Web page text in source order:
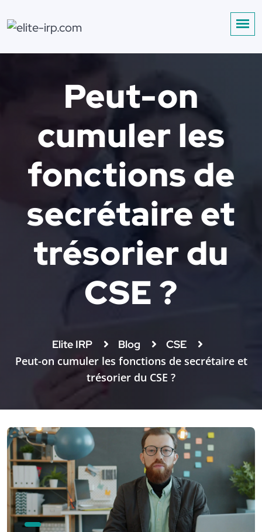
Peut-on
cumuler les
fonctions de
secrétaire et
trésorier du
CSE ?
Elite IRP Blog CSE
Peut-on cumuler les fonctions de secrétaire et
trésorier du CSE ?